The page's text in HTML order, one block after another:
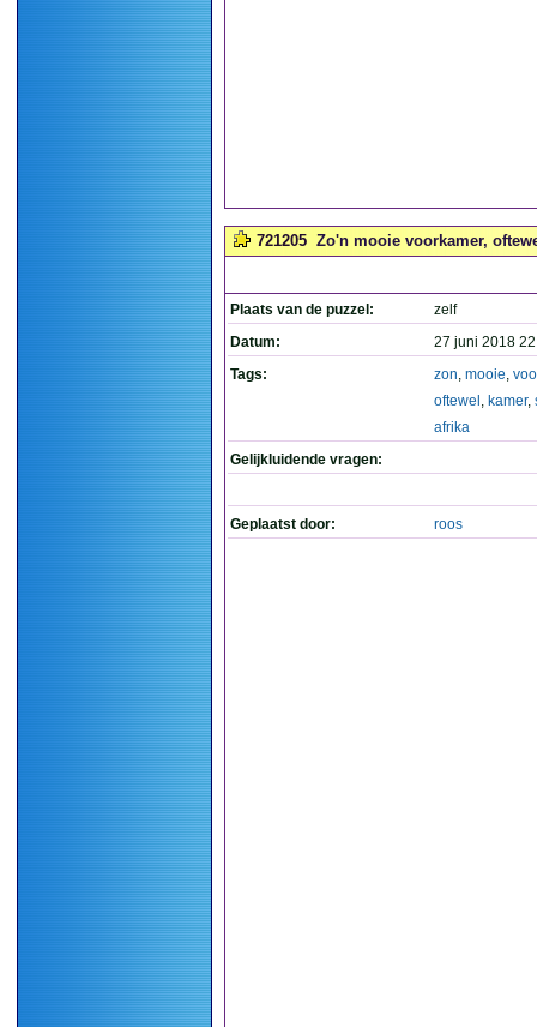
721205 Zo'n mooie voorkamer,
Plaats van de puzzel:
zelf
Datum:
27 juni 2018
Tags:
zon, mooie,
oftewel , kamer,
afrika
Gelijkluidende vragen:
Geplaatst door: roos